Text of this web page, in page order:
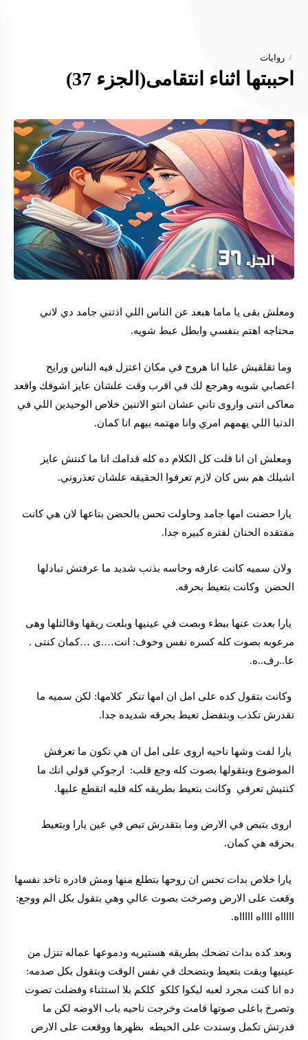
روايات
احببتها اثناء انتقامى(الجزء 37)
ومعلش بقى يا ماما هبعد عن الناس اللي اذتني جامد دي لاني
محتاجه اهتم بنفسي وابطل عبط شويه.
وما تقلقيش عليا انا هروح في مكان اعتزل فيه الناس ورايح
اعصابي شويه وهرجع لك في اقرب وقت علشان عايز اشوفك واقعد
معاكى انتى واروى تاني عشان انتو الاتنين خلاص الوحيدين اللي في
الدنيا اللي يهمهم امري وانا مهتمه بيهم انا كمان.
ومعلش ان انا قلت كل الكلام ده كله قدامك انا ما كنتش عايز
اشيلك هم بس كان لازم تعرفوا الحقيقه علشان تعذروني.
يارا حضنت امها جامد وحاولت تحس بالحضن بتاعها لان هي كانت
مفتقده الحنان لفتره كبيره جدا.
ولان سميه كانت عارفه وحاسه بذنب شديد ما عرفتش تبادلها
الحضن وكانت بتعيط بحرقه.
يارا بعدت عنها ببطء وبصت في عينيها وبلعت ريقها وقالتلها وهى
مرعوبه بصوت كله كسره نفس وخوف: انت….ى …كمان كنتى .
عا..رف..ه.
وكانت بتقول كده على امل ان امها تنكر كلامها: لكن سميه ما
تقدرش تكذب وبتفضل تعيط بحرقه شديده جدا.
يارا لفت وشها ناحيه اروى على امل ان هي تكون ما تعرفش
الموضوع وبتقولها بصوت كله وجع قلب: ارجوكي قولي انك ما
كنتيش تعرفي وكانت بتعيط بطريقه كله قلبه اتقطع عليها.
اروى بتبص في الارض وما بتقدرش تبص في عين يارا وبتعيط
بحرقه هي كمان.
يارا خلاص بدات تحس ان روحها بتطلع منها ومش قادره تاخد نفسها
وقعت على الارض وصرخت بصوت عالي وهي بتقول بكل الم ووجع:
اااااه ااااه اااااه.
وبعد كده بدات تضحك بطريقه هستيريه ودموعها عماله تنزل من
عينيها وبقت بتعيط وبتضحك في نفس الوقت وبتقول بكل صدمه:
ده انا كنت مجرد لعبه ليكوا كلكو كلكم بلا استثناء وفضلت تصوت
وتصرخ باعلى صوتها قامت وخرجت ناحيه باب الاوضه لكن ما
قدرتش تكمل وسندت على الحيطه بظهرها ووقعت على الارض